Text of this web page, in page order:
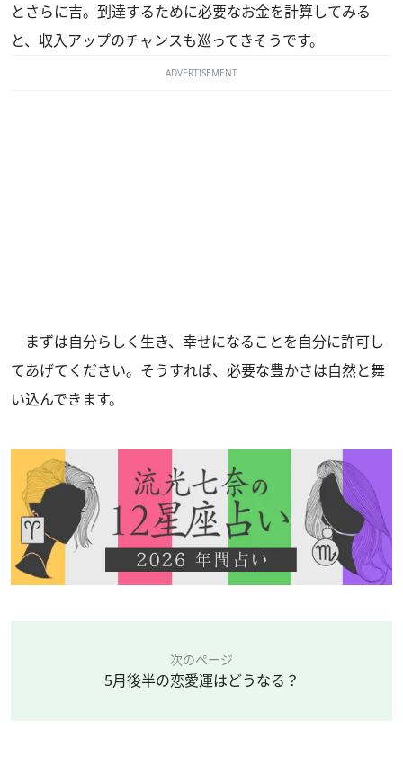
とさらに吉。到達するために必要なお金を計算してみる
と、収入アップのチャンスも巡ってきそうです。
ADVERTISEMENT
まずは自分らしく生き、幸せになることを自分に許可し
てあげてください。そうすれば、必要な豊かさは自然と舞
い込んできます。
次のページ
5月後半の恋愛運はどうなる？